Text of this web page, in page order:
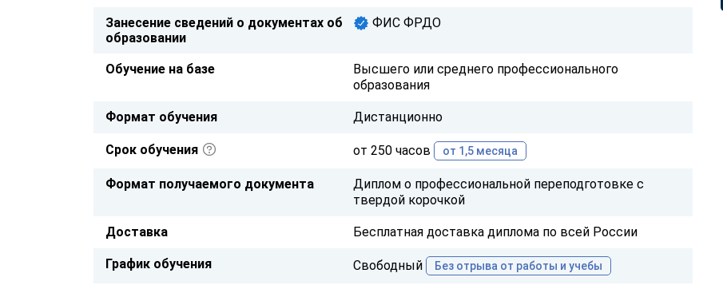
Занесение сведений о документах об
образовании
ФИС ФРДО
Обучение на базе
Высшего или среднего профессионального
образования
Формат обучения Дистанционно
Срок обучения от 250 часов от 1,5 месяца
Формат получаемого документа
Диплом о профессиональной переподготовке с
твердой корочкой
Доставка Бесплатная доставка диплома по всей России
График обучения Свободный Без отрыва от работы и учебы